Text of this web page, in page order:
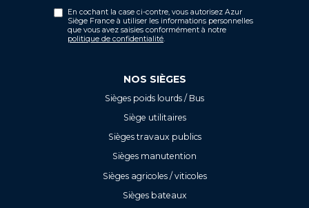
En cochant la case ci-contre, vous autorisez Azur
Siège France à utiliser les informations personnelles
que vous avez saisies conformément à notre
politique de confidentialité.
NOS SIÈGES
Sièges poids lourds / Bus
Siège utilitaires
Sièges travaux publics
Sièges manutention
Sièges agricoles / viticoles
Sièges bateaux